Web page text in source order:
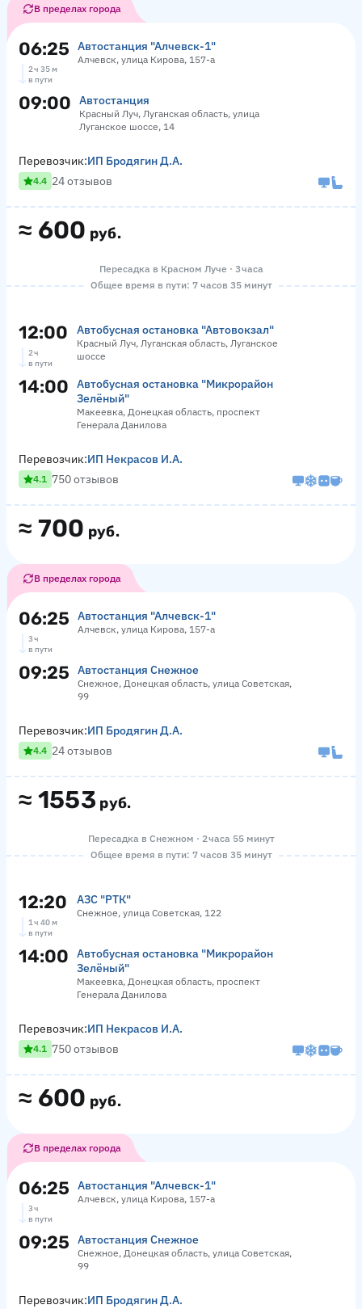
В пределах города
06:25 Автостанция "Алчевск-1"
Алчевск, улица Кирова, 157-а
2 ч 35 м
в пути
09:00 Автостанция
Красный Луч, Луганская область, улица
Луганское шоссе, 14
≈ 600 руб.
Перевозчик:ИП Бродягин Д.А.
4.4 24 отзывов
Пересадка в Красном Луче · 3 часа
Общее время в пути: 7 часов 35 минут
12:00 Автобусная остановка "Автовокзал"
Красный Луч, Луганская область, Луганское
шоссе
2 ч
в пути
14:00
Автобусная остановка "Микрорайон
Зелёный"
Макеевка, Донецкая область, проспект
Генерала Данилова
≈ 700 руб.
Перевозчик:ИП Некрасов И.А.
4.1 750 отзывов
В пределах города
06:25 Автостанция "Алчевск-1"
Алчевск, улица Кирова, 157-а
3 ч
в пути
09:25 Автостанция Снежное
Снежное, Донецкая область, улица Советская,
99
≈ 1553 руб.
Перевозчик:ИП Бродягин Д.А.
4.4 24 отзывов
Пересадка в Снежном · 2 часа 55 минут
Общее время в пути: 7 часов 35 минут
12:20 АЗС "РТК"
Снежное, улица Советская, 122
1 ч 40 м
в пути
14:00
Автобусная остановка "Микрорайон
Зелёный"
Макеевка, Донецкая область, проспект
Генерала Данилова
≈ 600 руб.
Перевозчик:ИП Некрасов И.А.
4.1 750 отзывов
В пределах города
06:25 Автостанция "Алчевск-1"
Алчевск, улица Кирова, 157-а
3 ч
в пути
09:25 Автостанция Снежное
Снежное, Донецкая область, улица Советская,
99
Перевозчик:ИП Бродягин Д.А.